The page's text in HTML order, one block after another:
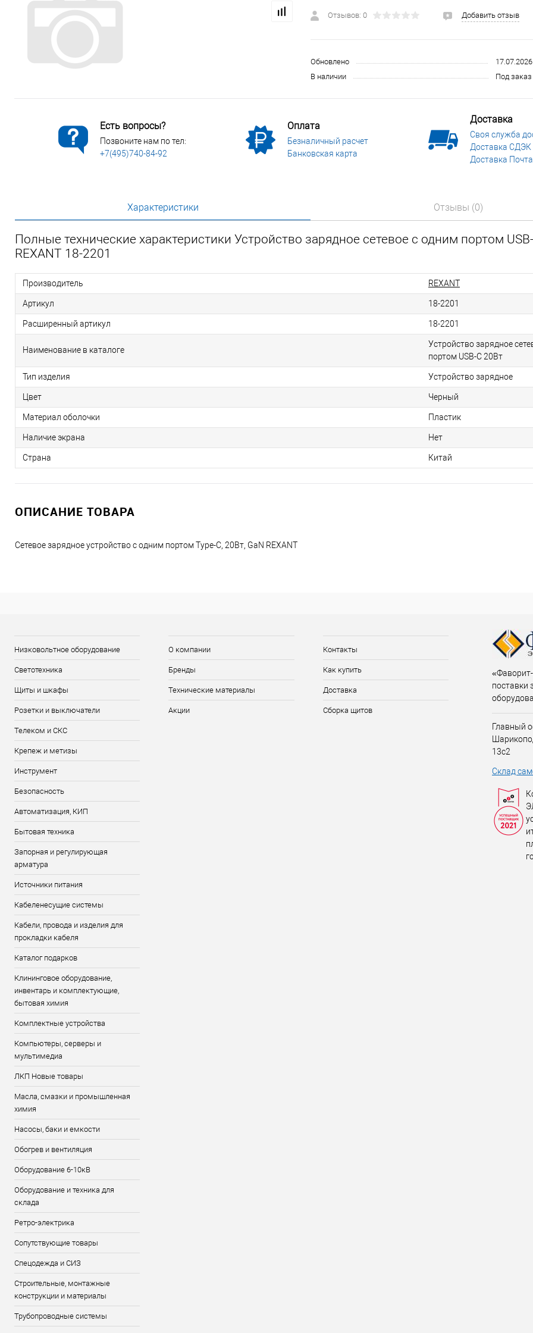
Сопутствующие товары Спецодежда и СИЗ
Электромонтажные изделия
Отзывов: 0 Добавить отзыв
Обновлено
В наличии
Под заказ
Есть вопросы?
Позвоните нам по тел:
+7(495)740-84-92
Оплата
Безналичный расчет
Банковская карта
Доставка
Своя служба
Доставка СДЭК
Доставка
Характеристики Отзывы (0)
Полные технические характеристики Устройство зарядное сетевое с одним портом
REXANT 18-2201
Производитель REXANT
Артикул 18-2201
Расширенный артикул 18-2201
Наименование в каталоге
Устройство зарядное
портом USB-C 20Вт
Тип изделия Устройство зарядное
Цвет Черный
Материал оболочки Пластик
Наличие экрана Нет
Страна Китай
ОПИСАНИЕ ТОВАРА
Сетевое зарядное устройство с одним портом Type-C, 20Вт, GaN REXANT
Низковольтное оборудование
Светотехника
Щиты и шкафы
Розетки и выключатели
Телеком и СКС
Крепеж и метизы
Инструмент
Безопасность
Автоматизация, КИП
Бытовая техника
Запорная и регулирующая
арматура
Источники питания
Кабеленесущие системы
Кабели, провода и изделия для
прокладки кабеля
Каталог подарков
Клининговое оборудование,
инвентарь и комплектующие,
бытовая химия
Комплектные устройства
Компьютеры, серверы и
мультимедиа
ЛКП Новые товары
Масла, смазки и промышленная
химия
Насосы, баки и емкости
Обогрев и вентиляция
Оборудование 6-10кВ
Оборудование и техника для
склада
Ретро-электрика
Сопутствующие товары
Спецодежда и СИЗ
Строительные, монтажные
конструкции и материалы
Трубопроводные системы
О компании
Бренды
Технические материалы
Акции
Контакты
Как купить
Доставка
Сборка щитов
поставки
Главный
13с2
Склад